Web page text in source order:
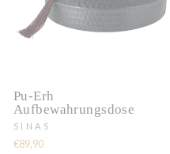
Pu-Erh
Aufbewahrungsdose
SINAS
€89,90